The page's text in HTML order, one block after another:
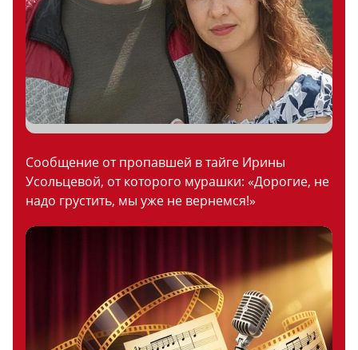
Сообщение от пропавшей в тайге Ирины
Усольцевой, от которого мурашки: «Дорогие, не
надо грустить, мы уже не вернемся!»